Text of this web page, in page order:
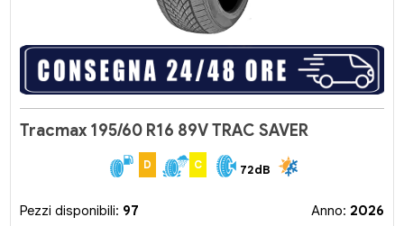
Tracmax 195/60 R16 89V TRAC SAVER
D C 72dB
Pezzi disponibili: 97 Anno: 2026